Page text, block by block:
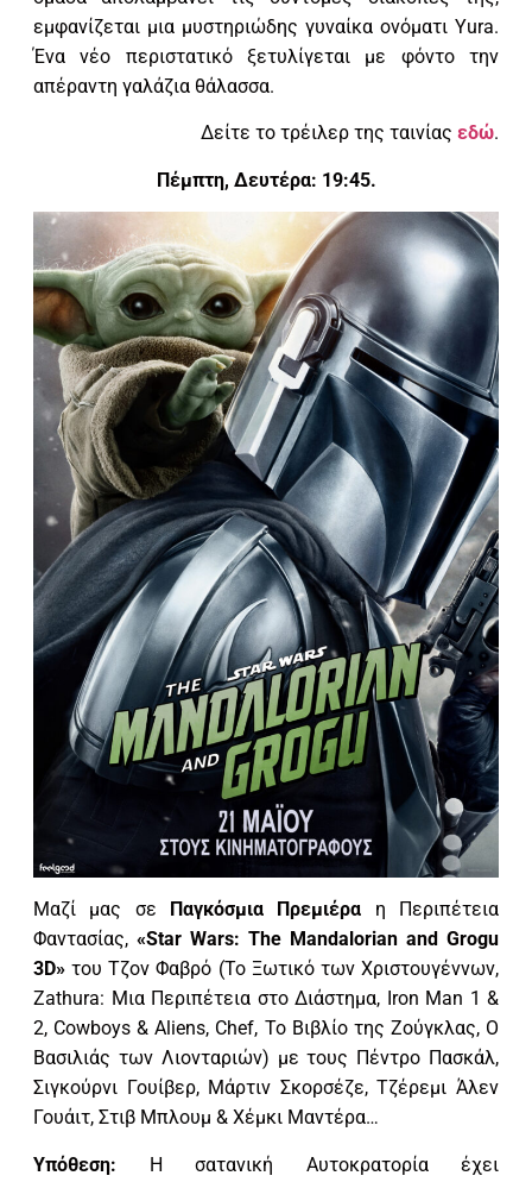
εμφανίζεται μια μυστηριώδης γυναίκα ονόματι Yura.
Ένα νέο περιστατικό ξετυλίγεται με φόντο την
απέραντη γαλάζια θάλασσα.
Δείτε το τρέιλερ της ταινίας εδώ.
Πέμπτη, Δευτέρα: 19:45.
Μαζί μας σε Παγκόσμια Πρεμιέρα η Περιπέτεια
Φαντασίας, «Star Wars: The Mandalorian and Grogu
3D» του Τζον Φαβρό (Το Ξωτικό των Χριστουγέννων,
Zathura: Μια Περιπέτεια στο Διάστημα, Iron Man 1 &
2, Cowboys & Aliens, Chef, Το Βιβλίο της Ζούγκλας, Ο
Βασιλιάς των Λιονταριών) με τους Πέντρο Πασκάλ,
Σιγκούρνι Γουίβερ, Μάρτιν Σκορσέζε, Τζέρεμι Άλεν
Γουάιτ, Στιβ Μπλουμ & Χέμκι Μαντέρα…
Υπόθεση: Η σατανική Αυτοκρατορία έχει